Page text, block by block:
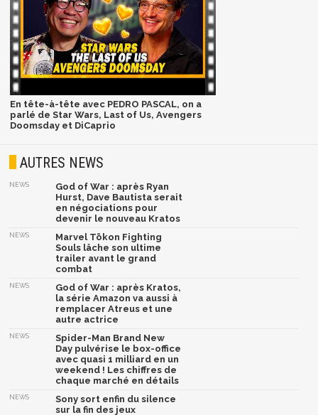
En tête-à-tête avec PEDRO PASCAL, on a
parlé de Star Wars, Last of Us, Avengers
Doomsday et DiCaprio
AUTRES NEWS
NEWS
God of War : après Ryan
Hurst, Dave Bautista serait
en négociations pour
devenir le nouveau Kratos
NEWS
Marvel Tōkon Fighting
Souls lâche son ultime
trailer avant le grand
combat
NEWS
God of War : après Kratos,
la série Amazon va aussi à
remplacer Atreus et une
autre actrice
NEWS
Spider-Man Brand New
Day pulvérise le box-office
avec quasi 1 milliard en un
weekend ! Les chiffres de
chaque marché en détails
NEWS
Sony sort enfin du silence
sur la fin des jeux